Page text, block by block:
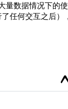
量数据情况下的
任何交互之后）